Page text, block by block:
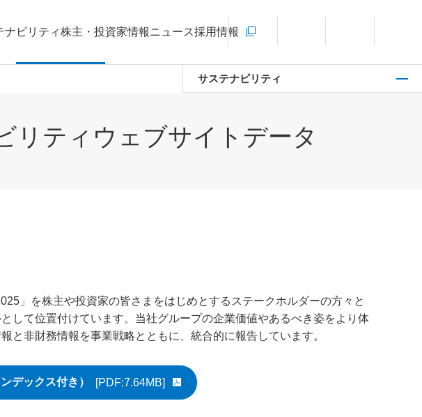
ナビリティ株主・投資家情報ニュース採用情報
新規ウィンドウを開きます
言語切り替えメニューを開く
リティウェブサイトデータ
」を株主や投資家の皆さまをはじめとするステークホルダーの方々と
して位置付けています。当社グループの企業価値やあるべき姿をより体
と非財務情報を事業戦略とともに、統合的に報告しています。
デックス付き） [PDF:7.64MB]
PDFファイルが新規ウィンドウで開きます
サステナビリティ